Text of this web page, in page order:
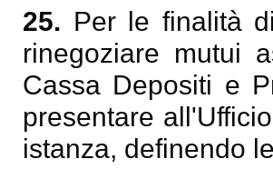
25. Per le finalità
rinegoziare mutui
Cassa Depositi e
presentare
istanza, definendo